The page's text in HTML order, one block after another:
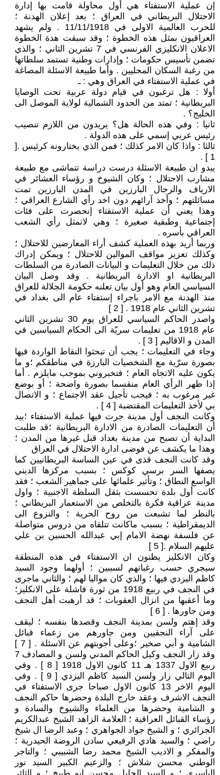
إن عملية الاستفتاء هي أول محاولة قامت بها إدارة
الاحتلال البريطاني في العراق ؛ بعد إعلان الهدنة ؛
للحرب العالمية الاولى في 11/11/1918 . ولم يشهد
العراقيون بمثل هذه الخطوة ؛ وقد سبقت هذة الخطوة
الاعلان الانكليزي الفرنسي في 7 تشرين الثاني ؛ والذي
تضمن تأسيس حكومات ؛ وإدارات وطنية تستمد سلطاتها
من رغبة السكان المحليين . وأما طبيعة الاسئلة المصاغة
في عملية الاستفتاء في العراق وهي : ـ
أولا : هل ترغبون في قيام دولة عربية تحت الوصايا
البريطانية ؛ تمتد من الحدود الشمالية لولاية الموصل الى
الخليج؟ .
ثانيا : وفي هذه الحالة هل؟ يريدون من اللازم تنصيب
رئيس عربي إسمي على هذه الدولة .
ثالثا : واذا كان الامر كذلك ؛ فمن الذي يختارونه كرئيس .[
1 ] .
يبدو ان طبيعة الاسئلة درست دراسة تتماشى مع طبيعة
مشارب الاحتلال ؛ وكان الشيوخ و رؤساء العشائر في
الارياف والرجال البارزين في المدن البارزين تمت
مسائلتهم ؛ وأخذ آرائهم دون اخد رأي الشارع العراقي ؛
وهذا يعني أن عملية الاستفتاء إنحصرت على فئات
إجتماعية وطبقية صغيرة ؛ وهي لاتمثل رأي الشعب
العراقي بأسره .
وربما أريد بهذه العملية كشف أراء المعارضين للاحتلال ؛
وكذلك تعزيز مواقف الموالين للاحتلال ؛ ويمكن إدراك
ذلك من خلال التعليمات و البيانات الصادرة من السلطات
البريطانية او الادارة البريطانية . وقد وصل البيان
السياسي العام وهو أول بيان تعلنه حكومة الجلالة للعراق
منذ الهدنة مع الامر باجراء إستفتاء عام الى بغداد في
تشرين الثاني عام 1918 . [ 2 ]
واصدر الحاكم السياسي للعراق يوم 30 تشرين الثاني
عام 1918 من تعليمات سريّة الى الحكام السياسين في
المدن و الاقاليم [ 3 ] .
وجاء في التعليمات ؛ يجب أن تبحثوا النقاط الواردة فيها
بصورة سرّية مع الشخصيات البارزة في مناطقكم ؛و ما
يكون عليه الاتجاه العام ؛ فتخبروني بموجب مايلزم . أما
إذا ظهر الرأي العام منقسما بصورة واضحة ؛ أو بوضع
غير مرغوب به ؛ فيجب تأجيل عقد الاجتماع ؛ و الاتصال
بي لأخذ التعليمات المقتضبة [ 4 ] .
وكانت النجف أول مدينة جرت فيها عملية الاستفتاء ؛بيد
أن التعليمات الصادرة من الادارة البريطانية ؛قد طلبت
البداية أن تصبح من مدينة بغداد قبل غيرها من المدن ؛
وهذا ما يكشف عن فوضى ادارة الاحتلال في العراق
وقد كانت النجف قذى في عين الساسة البريطانيين كما
يصفها السر برسي كوكس ؛ بسبب مركزها الديني
الواسع النطاق ؛ وتأثير علمائها على جماهير الشعب ؛ فقد
كانت أول بلدة تحسست بثقل السلطة الاجنبية ؛ واول
مدينة عراقية فكرة بالتخلص من الاستعمار البريطاني ؛
بالنظر لما تشبعت من روح الحرية ؛ والنزوع الى
الديمقراطية ؛ بسبب ماكانت تتلقاه من دروس متواصلة
عن فلسفة نهضة الامام إبي عبدالله الحسين بن علي
عليهم السلام .[ 5 ]
وكان الانكليز يظنون ان الاستفتاء في هذه المنطقة
سيجري حسب رغباتهم لسببين ؛ أولهما وجود السيد
كاظم اليزدي فيها ؛ والذي كان مواليا لهم ؛ والثاني ماجرى
في النجف في ربيع 1918 من ثورة فاشلة على الانكليز؛
وما أعقبها من انزال العقوبات ؛ قد أرهبت أهل النجف
ومن جاورها . [ 6 ]
وقد إهتم ولسن بمدينة النجف وقصدها بنفسه ؛ ليقف
على آراء النجفيين ومن جاورهم من زعماء قبائل
الشامية و أبي صخير ؛وعلى أجوبتهم عن الاسئلة . [ 7 ]
وقد زار النجف وكيل الحاكم المدني ولسن و المصادف 7
ربيع الاول 1337 هـ 11 كانون الاول 1918 [ 8 ] . وفي
اليوم التالي زار ولسن السيد كاظم اليزدي [ 9 ] . وفي
اليوم الاخر 13 كانون الاول صباحا جرى الاستفتاء في
النجف الاشرف وعقد خارج البلدة وحضرها حاكم النجف
و الشامية وحضرها من العلماء والشيوخ والسادة و
رؤساء القبائل العراقية ؛ العلامة الزاهد الشيخ عبدالكريم
الجزائري ؛ و الشيخ جواد الجواهري ؛ وعبد الرضا ال شيخ
راضي ؛ والسيد هادي الرفيعي سادن الروضة الحيدرية ؛
والمفكر و الاديب الشيخ محمد رضا الشبيبي ؛ والتاجر
الوطني محسن شلاش ؛ والزعيم الكبير السيد نور